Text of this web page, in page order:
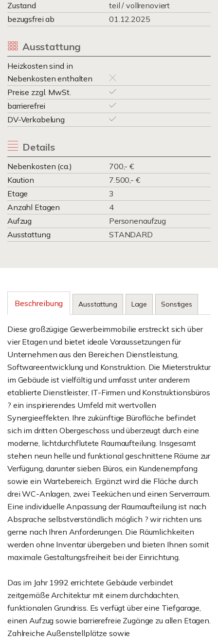
Zustand
teil / vollrenoviert
bezugsfrei ab
01.12.2025
Ausstattung
Heizkosten sind in
Nebenkosten enthalten
Preise zzgl. MwSt.
barrierefrei
DV-Verkabelung
Details
Nebenkosten (ca.)
700,- €
Kaution
7.500,- €
Etage
3
Anzahl Etagen
4
Aufzug
Personenaufzug
Ausstattung
STANDARD
Beschreibung Ausstattung Lage Sonstiges
Diese großzügige Gewerbeimmobilie erstreckt sich über
vier Etagen und bietet ideale Voraussetzungen für
Unternehmen aus den Bereichen Dienstleistung,
Softwareentwicklung und Konstruktion. Die Mieterstruktur
im Gebäude ist vielfältig und umfasst unter anderem
etablierte Dienstleister, IT-Firmen und Konstruktionsbüros
? ein inspirierendes Umfeld mit wertvollen
Synergieeffekten. Ihre zukünftige Bürofläche befindet
sich im dritten Obergeschoss und überzeugt durch eine
moderne, lichtdurchflutete Raumaufteilung. Insgesamt
stehen neun helle und funktional geschnittene Räume zur
Verfügung, darunter sieben Büros, ein Kundenempfang
sowie ein Wartebereich. Ergänzt wird die Fläche durch
drei WC-Anlagen, zwei Teeküchen und einen Serverraum.
Eine individuelle Anpassung der Raumaufteilung ist nach
Absprache selbstverständlich möglich ? wir richten uns
gerne nach Ihren Anforderungen. Die Räumlichkeiten
werden ohne Inventar übergeben und bieten Ihnen somit
maximale Gestaltungsfreiheit bei der Einrichtung.
Das im Jahr 1992 errichtete Gebäude verbindet
zeitgemäße Architektur mit einem durchdachten,
funktionalen Grundriss. Es verfügt über eine Tiefgarage,
einen Aufzug sowie barrierefreie Zugänge zu allen Etagen.
Zahlreiche Außenstellplätze sowie